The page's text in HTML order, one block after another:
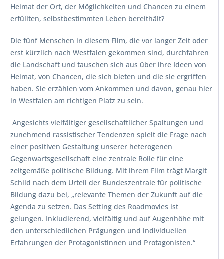
Heimat der Ort, der Möglichkeiten und Chancen zu einem
erfüllten, selbstbestimmten Leben bereithält?
Die fünf Menschen in diesem Film, die vor langer Zeit oder
erst kürzlich nach Westfalen gekommen sind, durchfahren
die Landschaft und tauschen sich aus über ihre Ideen von
Heimat, von Chancen, die sich bieten und die sie ergriffen
haben. Sie erzählen vom Ankommen und davon, genau hier
in Westfalen am richtigen Platz zu sein.
Angesichts vielfältiger gesellschaftlicher Spaltungen und
zunehmend rassistischer Tendenzen spielt die Frage nach
einer positiven Gestaltung unserer heterogenen
Gegenwartsgesellschaft eine zentrale Rolle für eine
zeitgemäße politische Bildung. Mit ihrem Film trägt Margit
Schild nach dem Urteil der Bundeszentrale für politische
Bildung dazu bei, „relevante Themen der Zukunft auf die
Agenda zu setzen. Das Setting des Roadmovies ist
gelungen. Inkludierend, vielfältig und auf Augenhöhe mit
den unterschiedlichen Prägungen und individuellen
Erfahrungen der Protagonistinnen und Protagonisten.“